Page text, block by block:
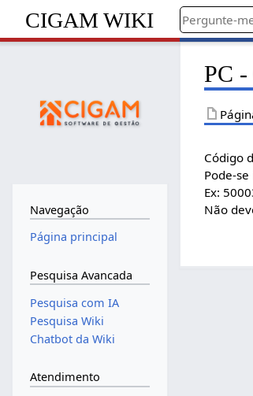
CIGAM WIKI
PC -
Código
Pode-
Ex:
Não
Navegação
Página principal
Pesquisa Avancada
Pesquisa com IA
Pesquisa Wiki
Chatbot da Wiki
Atendimento